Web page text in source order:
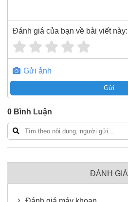
Đánh giá của bạn về bài viết này:
Gửi ảnh
Gửi
0 Bình Luận
ĐÁNH GIÁ